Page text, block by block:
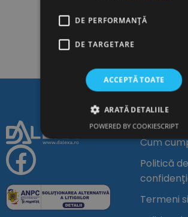
Linkuri
Cum
Politică de
Termeni
DE PERFORMANȚĂ
DE TARGETARE
ACCEPTĂ TOATE
ARATĂ DETALIILE
POWERED BY COOKIESCRIPT